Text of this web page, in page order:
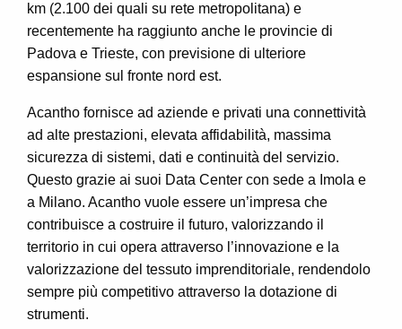
km (2.100 dei quali su rete metropolitana) e
recentemente ha raggiunto anche le provincie di
Padova e Trieste, con previsione di ulteriore
espansione sul fronte nord est.
Acantho fornisce ad aziende e privati una connettività
ad alte prestazioni, elevata affidabilità, massima
sicurezza di sistemi, dati e continuità del servizio.
Questo grazie ai suoi Data Center con sede a Imola e
a Milano. Acantho vuole essere un’impresa che
contribuisce a costruire il futuro, valorizzando il
territorio in cui opera attraverso l’innovazione e la
valorizzazione del tessuto imprenditoriale, rendendolo
sempre più competitivo attraverso la dotazione di
strumenti.